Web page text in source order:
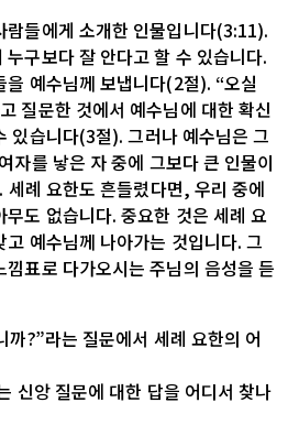
람들에게 소개한 인물입니다(3:11).
구보다 잘 안다고 할 수 있습니다.
을 예수님께 보냅니다(2절). “오실
질문한 것에서 예수님에 대한 확신
있습니다(3절). 그러나 예수님은 그
자를 낳은 자 중에 그보다 큰 인물이
례 요한도 흔들렸다면, 우리 중에
도 없습니다. 중요한 것은 세례 요
예수님께 나아가는 것입니다. 그
표로 다가오시는 주님의 음성을 듣
까?”라는 질문에서 세례 요한의 어
신앙 질문에 대한 답을 어디서 찾나